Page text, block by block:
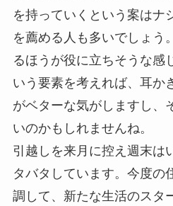
を持っていくという案はナ
を薦める人も多いでしょう
るほうが役に立ちそうな感
いう要素を考えれば、耳か
がベターな気がしますし、
いのかもしれませんね。
引越しを来月に控え週末は
タバタしています。今度の
調して、新たな生活のスタ